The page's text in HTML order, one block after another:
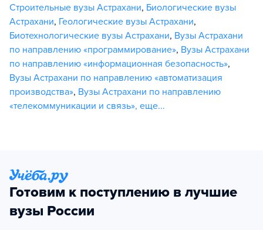
Строительные вузы Астрахани, Биологические вузы
Астрахани, Геологические вузы Астрахани,
Биотехнологические вузы Астрахани, Вузы Астрахани
по направлению «программирование», Вузы Астрахани
по направлению «информационная безопасность»,
Вузы Астрахани по направлению «автоматизация
производства», Вузы Астрахани по направлению
«телекоммуникации и связь», еще...
Готовим к поступлению в лучшие
вузы России